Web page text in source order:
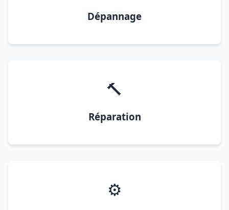
Dépannage
🔨
Réparation
⚙️